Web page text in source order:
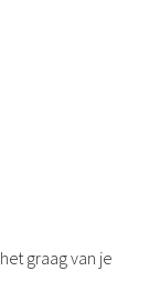
graag van je